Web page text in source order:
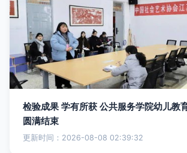
检验成果 学有所获 公共服务学院幼儿教
圆满结束
更新时间：2026-08-08 02:39:32